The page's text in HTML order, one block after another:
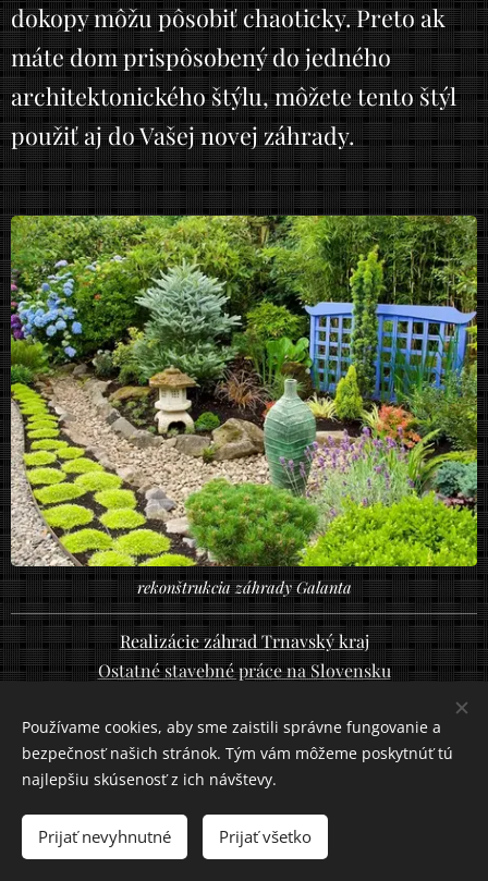
dokopy môžu pôsobiť chaoticky. Preto ak
máte dom prispôsobený do jedného
architektonického štýlu, môžete tento štýl
použiť aj do Vašej novej záhrady.
rekonštrukcia záhrady Galanta
Realizácie záhrad Trnavský kraj
Ostatné stavebné práce na Slovensku
Zakladateľ
Používame cookies, aby sme zaistili správne fungovanie a
bezpečnosť našich stránok. Tým vám môžeme poskytnúť tú
najlepšiu skúsenosť z ich návštevy.
Prijať nevyhnutné Prijať všetko